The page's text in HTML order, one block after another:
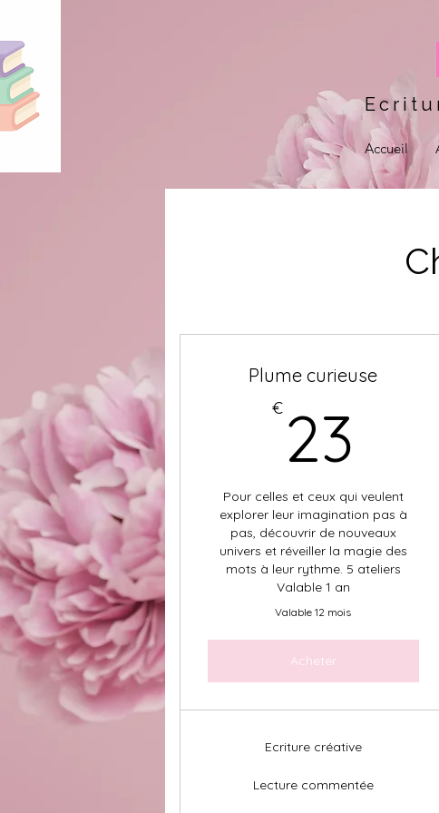
Accueil
Plume curieuse
€ 23
Pour celles et ceux qui veulent
explorer leur imagination pas à
pas, découvrir de nouveaux
univers et réveiller la magie des
mots à leur rythme. 5 ateliers
Valable 1 an
Valable 12 mois
Acheter
Ecriture créative
Lecture commentée